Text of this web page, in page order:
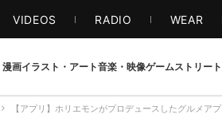
VIDEOS RADIO WEAR
漫画イラスト・アート音楽・映像ゲームストリート
【アプリ】ホリエモンがプロデュースしたグルメア